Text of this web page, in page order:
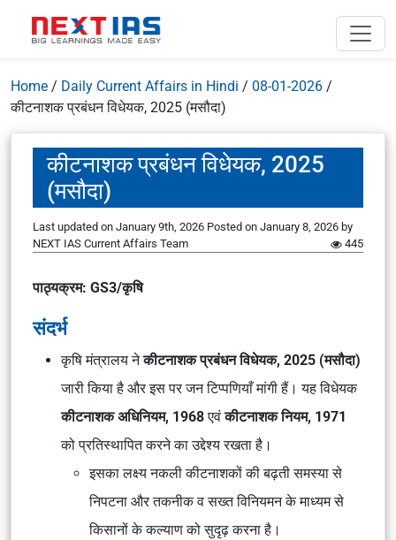
Home / Daily Current Affairs in Hindi / 08-01-2026 /
कीटनाशक प्रबंधन विधेयक, 2025 (मसौदा)
कीटनाशक प्रबंधन विधेयक, 2025
(मसौदा)
Last updated on January 9th, 2026 Posted on January 8, 2026 by
NEXT IAS Current Affairs Team
445
पाठ्यक्रम: GS3/कृषि
संदर्भ
कृषि मंत्रालय नेकीटनाशक प्रबंधन विधेयक, 2025 (मसौदा)
जारी किया है और इस पर जन टिप्पणियाँ मांगी हैं। यह विधेयक
कीटनाशक अधिनियम, 1968एवंकीटनाशक नियम, 1971
को प्रतिस्थापित करने का उद्देश्य रखता है।
इसका लक्ष्य नकली कीटनाशकों की बढ़ती समस्या से
निपटना और तकनीक व सख्त विनियमन के माध्यम से
किसानों के कल्याण को सुदृढ़ करना है।